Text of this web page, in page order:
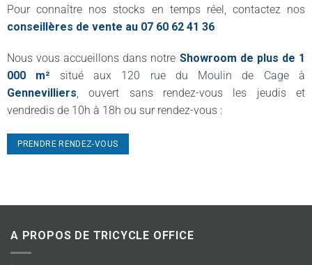
Pour connaître nos stocks en temps réel, contactez nos
conseillères de vente au 07 60 62 41 36
Nous vous accueillons dans notre Showroom de plus de 1
000 m² situé aux 120 rue du Moulin de Cage à
Gennevilliers, ouvert sans rendez-vous les jeudis et
vendredis de 10h à 18h ou sur rendez-vous :
PRENDRE RENDEZ-VOUS
A PROPOS DE TRICYCLE OFFICE